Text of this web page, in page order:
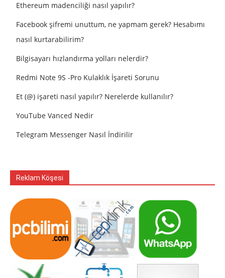
Ethereum madenciliği nasıl yapılır?
Facebook şifremi unuttum, ne yapmam gerek? Hesabımı
nasıl kurtarabilirim?
Bilgisayarı hızlandırma yolları nelerdir?
Redmi Note 9S -Pro Kulaklık İşareti Sorunu
Et (@) işareti nasıl yapılır? Nerelerde kullanılır?
YouTube Vanced Nedir
Telegram Messenger Nasıl İndirilir
Reklam Köşesi